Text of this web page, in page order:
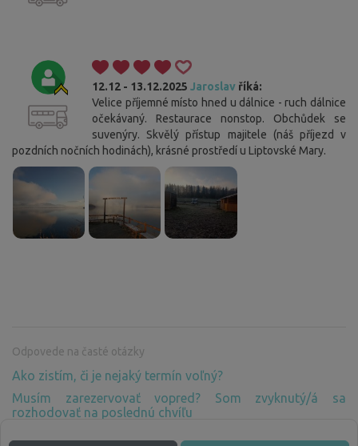
12.12 - 13.12.2025 Jaroslav říká:
Velice příjemné místo hned u dálnice - ruch dálnice
očekávaný. Restaurace nonstop. Obchůdek se
suvenýry. Skvělý přístup majitele (náš příjezd v
pozdních nočních hodinách), krásné prostředí u Liptovské Mary.
Odpovede na časté otázky
Ako zistím, či je nejaký termín voľný?
Musím zarezervovať vopred? Som zvyknutý/á sa
rozhodovať na poslednú chvíľu
Tieto webové stránky využívajú súbory cookies. Váš súhlas s využívaním
upraviť nastavenia, kliknite na tlačidlo "Uložiť nastavenia". Viac
informácií o využívaní súborov cookies nájdetetu